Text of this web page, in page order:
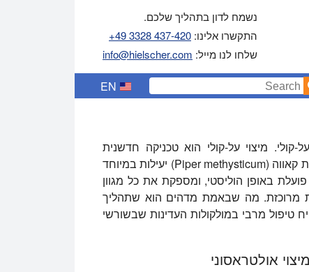
נשמח לדון בתהליך שלכם.
התקשרו אלינו: +49 3328 437-420
שלחו לנו מייל: info@hielscher.com
EN
קולי. מיצוי על-קולי הוא טכניקה חדשנית
הרותמת את כוחם של גלי קול עתירי אנרגיה ליצירת תמציות קאווה (Piper methysticum) יעילות במיוחד
באופן הוליסטי, ומספקת את כל מגוון
מרוכזת. מה שבאמת מדהים הוא שתהליך
טיפול מרבי במולקולות העדינות שבשורשי
אולטראסוני